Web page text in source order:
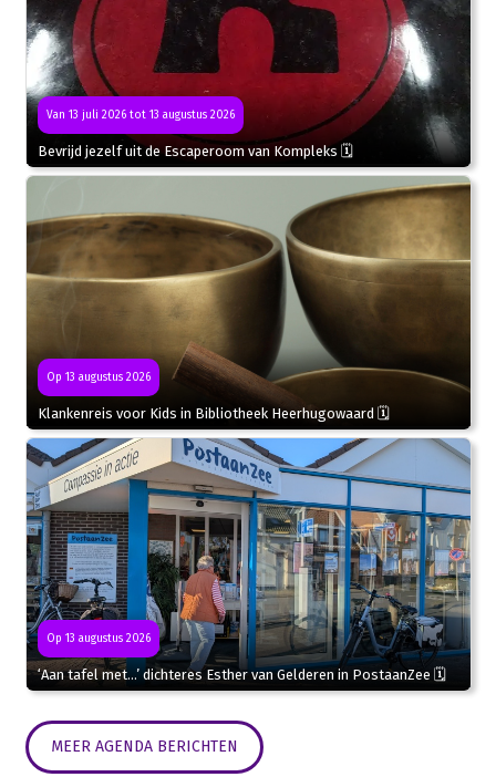
Van 13 juli 2026 tot 13 augustus 2026
Bevrijd jezelf uit de Escaperoom van Kompleks 🗓
Op 13 augustus 2026
Klankenreis voor Kids in Bibliotheek Heerhugowaard 🗓
Op 13 augustus 2026
‘Aan tafel met…’ dichteres Esther van Gelderen in PostaanZee 🗓
MEER AGENDA BERICHTEN